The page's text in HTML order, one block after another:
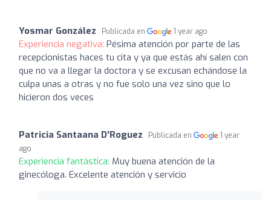
Yosmar González Publicada en 1 year ago
Experiencia negativa: Pésima atención por parte de las
recepcionistas haces tu cita y ya que estás ahí salen con
que no va a llegar la doctora y se excusan echándose la
culpa unas a otras y no fue solo una vez sino que lo
hicieron dos veces
Patricia Santaana D'Roguez Publicada en
1 year
ago
Experiencia fantástica: Muy buena atención de la
ginecóloga. Excelente atención y servicio